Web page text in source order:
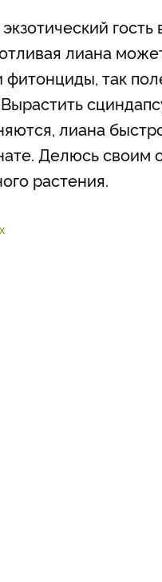
лиана
так
Вырастить
лиана
Делюсь
растения.